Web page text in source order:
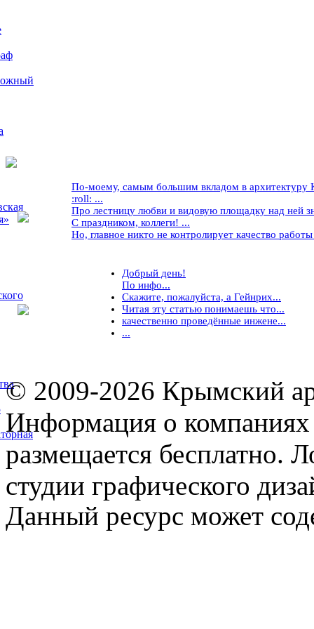
По-моему, самым большим вкладом в архитектуру
:roll: ...
Про лестницу любви и видовую площадку над ней
С праздником, коллеги! ...
Но, главное никто не контролирует качество
Добрый день!
По инфо...
Скажите, пожалуйста, а Гейнрих...
Читая эту статью понимаешь что...
качественно проведённые инжене...
...
© 2009-2026 Крымский
Информация о компаниях
размещается бесплатно.
студии графического
Данный ресурс может